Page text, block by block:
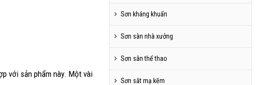
với sản phẩm này. Một vài
Sơn kháng khuẩn
Sơn sàn nhà xưởng
Sơn sân thể thao
Sơn sắt mạ kẽm